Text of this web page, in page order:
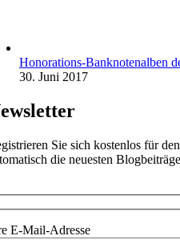
Honorations-Banknotenalben
30. Juni 2017
Sie sich kostenlos für
die neuesten
E-Mail-Adresse